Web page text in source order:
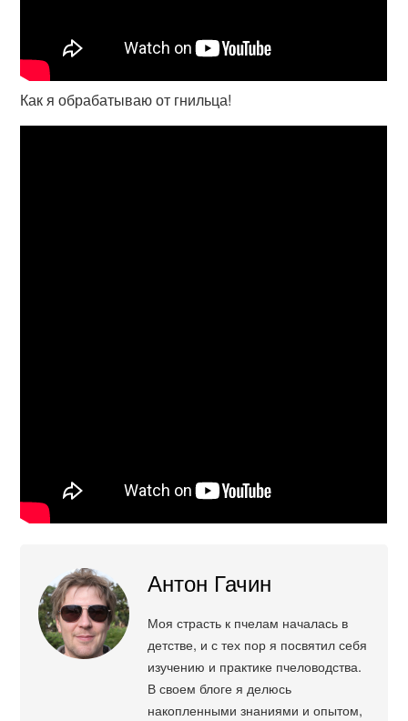
Как я обрабатываю от гнильца!
Антон Гачин
Моя страсть к пчелам началась в
детстве, и с тех пор я посвятил себя
изучению и практике пчеловодства.
В своем блоге я делюсь
накопленными знаниями и опытом,